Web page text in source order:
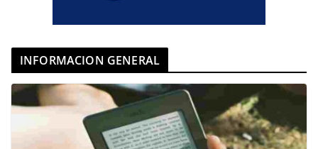
INFORMACION GENERAL